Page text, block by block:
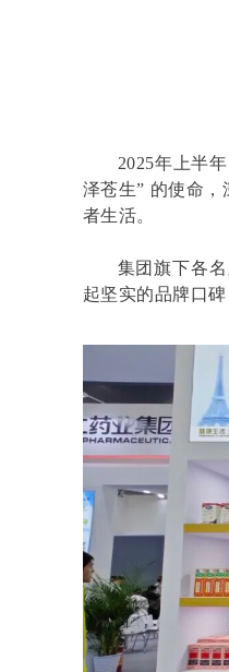
2025年上半
泽苍生” 的使命
者生活。
集团旗下各
起坚实的品牌口